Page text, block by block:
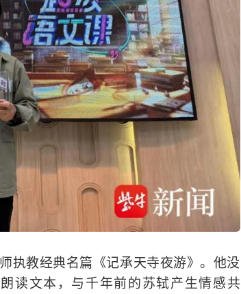
执教经典名篇《记承天寺夜游》。他没
读文本，与千年前的苏轼产生情感共